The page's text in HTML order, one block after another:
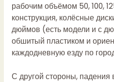
рабочим объёмом 50, 100,
конструкция, колёсные
дюймов (есть модели и с
обшитый пластиком и
каждодневную езду по
С другой стороны, падения